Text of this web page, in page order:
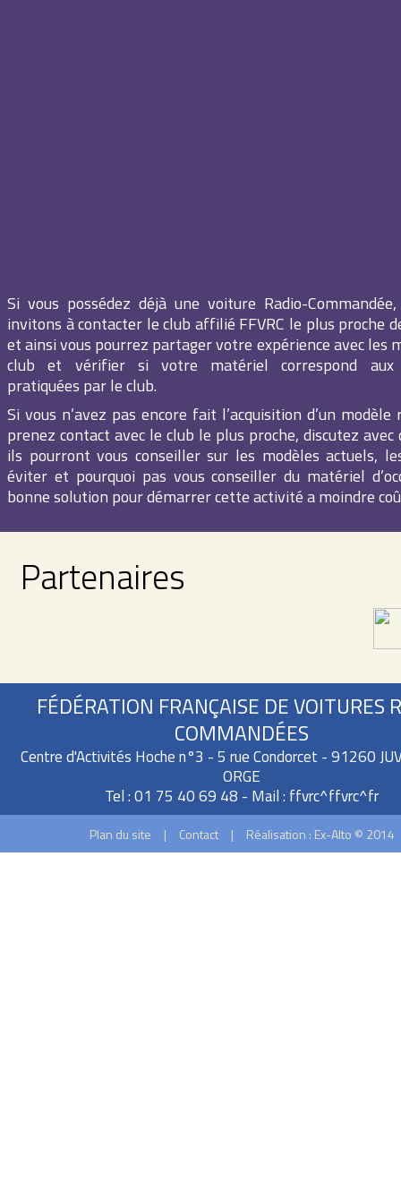
Si vous possédez déjà une voiture Radio-
invitons à contacter le club affilié FFVRC le plus proche
et ainsi vous pourrez partager votre expérience avec les
club et vérifier si votre matériel correspond aux
pratiquées par le club.
Si vous n’avez pas encore fait l’acquisition d’un
prenez contact avec le club le plus proche, discutez avec
ils pourront vous conseiller sur les modèles actuels,
éviter et pourquoi pas vous conseiller du matériel
bonne solution pour démarrer cette activité a moindre
Partenaires
FÉDÉRATION FRANÇAISE DE VOITURES
COMMANDÉES
Centre d'Activités Hoche n°3 - 5 rue Condorcet - 91260
ORGE
Tel : 01 75 40 69 48 - Mail : ffvrc^ffvrc^fr
Plan du site | Contact | Réalisation : Ex-Alto © 2014